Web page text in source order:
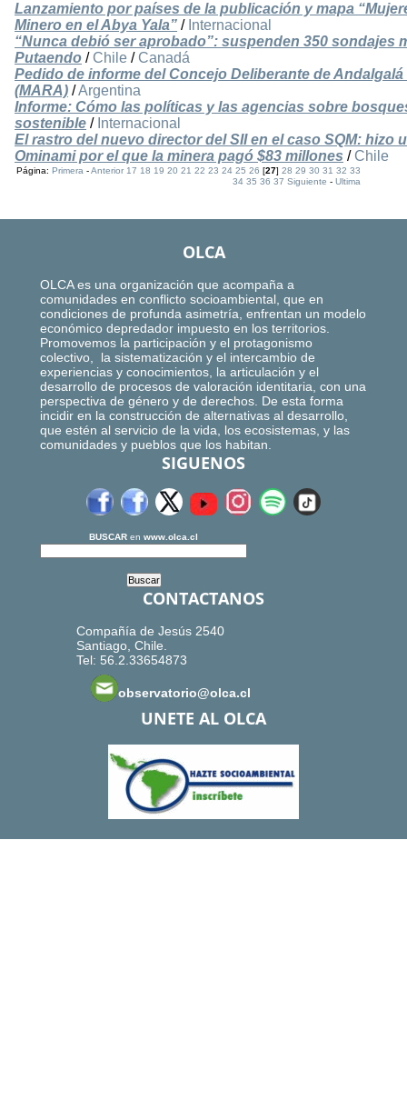
Lanzamiento por países de la publicación y mapa
Minero en el Abya Yala” / Internacional
“Nunca debió ser aprobado”: suspenden 350 sondajes
Putaendo / Chile / Canadá
Pedido de informe del Concejo Deliberante de
(MARA) /Argentina
Informe: Cómo las políticas y las agencias sobre
sostenible / Internacional
El rastro del nuevo director del SII en el caso SQM: hizo
Ominami por el que la minera pagó $83 millones / Chile
Página:Primera -Anterior 17 18 19 20 21 22 23 24 25 26 [27]28 29 30 31 32 33
34 35 36 37 Siguiente -Ultima
OLCA
OLCA es una organización que acompaña a
comunidades en conflicto socioambiental, que en
condiciones de profunda asimetría, enfrentan un modelo
económico depredador impuesto en los territorios.
Promovemos la participación y el protagonismo
colectivo, la sistematización y el intercambio de
experiencias y conocimientos, la articulación y el
desarrollo de procesos de valoración identitaria, con una
perspectiva de género y de derechos. De esta forma
incidir en la construcción de alternativas al desarrollo,
que estén al servicio de la vida, los ecosistemas, y las
comunidades y pueblos que los habitan.
SIGUENOS
BUSCAR en www.olca.cl
CONTACTANOS
Compañía de Jesús 2540
Santiago, Chile.
Tel: 56.2.33654873
observatorio@olca.cl
UNETE AL OLCA